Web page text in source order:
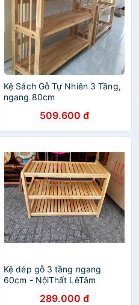
Kệ Sách Gỗ Tự Nhiên 3 Tầng,
ngang 80cm
509.600 đ
Kệ dép gỗ 3 tầng ngang
60cm - NộiThất LêTâm
289.000 đ